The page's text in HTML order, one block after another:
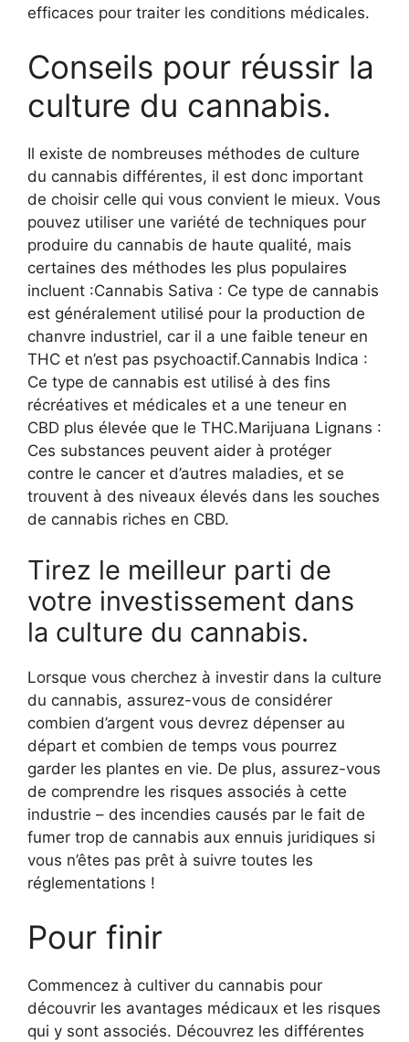
efficaces pour traiter les conditions médicales.
Conseils pour réussir la
culture du cannabis.
Il existe de nombreuses méthodes de culture
du cannabis différentes, il est donc important
de choisir celle qui vous convient le mieux. Vous
pouvez utiliser une variété de techniques pour
produire du cannabis de haute qualité, mais
certaines des méthodes les plus populaires
incluent :Cannabis Sativa : Ce type de cannabis
est généralement utilisé pour la production de
chanvre industriel, car il a une faible teneur en
THC et n’est pas psychoactif.Cannabis Indica :
Ce type de cannabis est utilisé à des fins
récréatives et médicales et a une teneur en
CBD plus élevée que le THC.Marijuana Lignans :
Ces substances peuvent aider à protéger
contre le cancer et d’autres maladies, et se
trouvent à des niveaux élevés dans les souches
de cannabis riches en CBD.
Tirez le meilleur parti de
votre investissement dans
la culture du cannabis.
Lorsque vous cherchez à investir dans la culture
du cannabis, assurez-vous de considérer
combien d’argent vous devrez dépenser au
départ et combien de temps vous pourrez
garder les plantes en vie. De plus, assurez-vous
de comprendre les risques associés à cette
industrie – des incendies causés par le fait de
fumer trop de cannabis aux ennuis juridiques si
vous n’êtes pas prêt à suivre toutes les
réglementations !
Pour finir
Commencez à cultiver du cannabis pour
découvrir les avantages médicaux et les risques
qui y sont associés. Découvrez les différentes